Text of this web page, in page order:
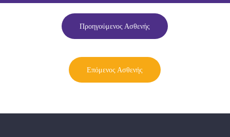
Προηγούμενος Ασθενής
Επόμενος Ασθενής